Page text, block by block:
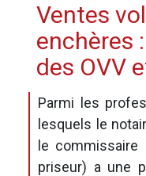
Ventes
enchères
des OVV
Parmi les
lesquels le
le
priseur) a une